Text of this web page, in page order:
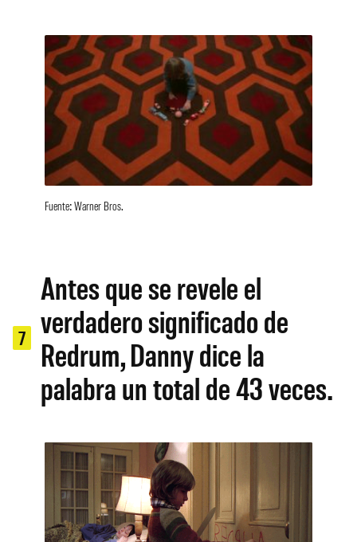
Fuente: Warner Bros.
7
Antes que se revele el
verdadero significado de
Redrum, Danny dice la
palabra un total de 43 veces.